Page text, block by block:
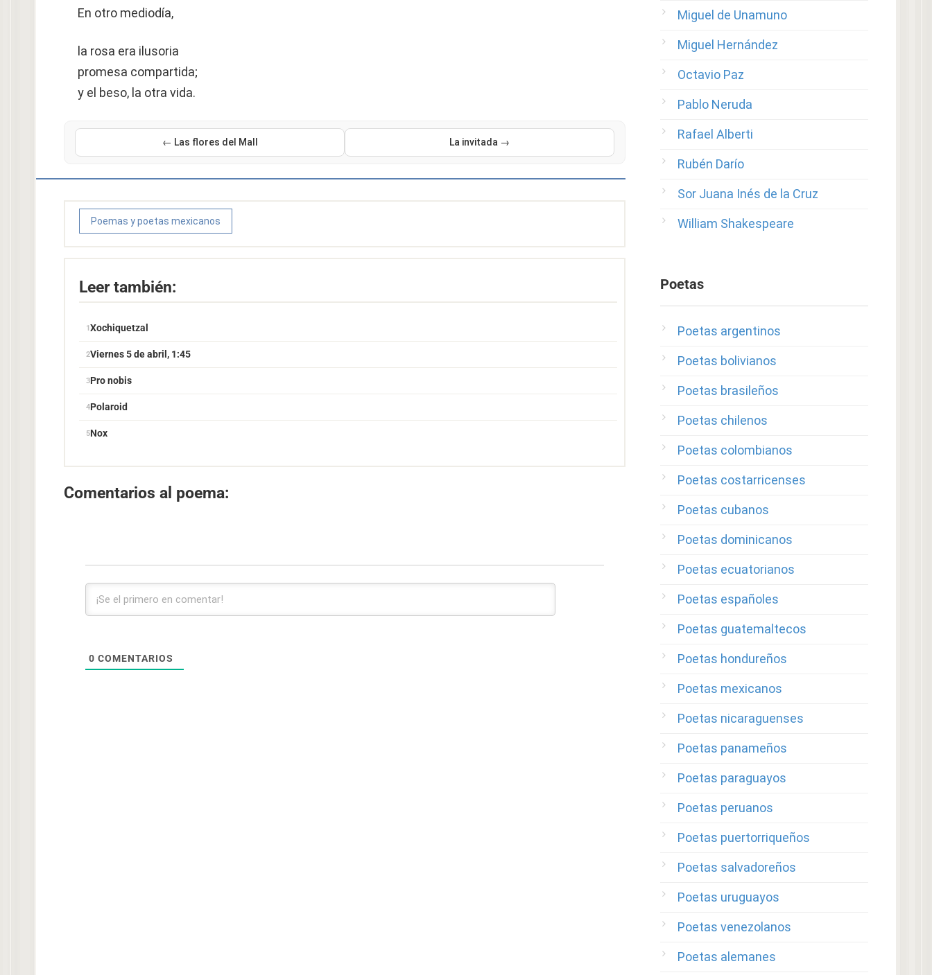
En otro mediodía,
la rosa era ilusoria
promesa compartida;
y el beso, la otra vida.
← Las flores del Mall La invitada →
Poemas y poetas mexicanos
Leer también:
Xochiquetzal
Viernes 5 de abril, 1:45
Pro nobis
Polaroid
Nox
Comentarios al poema:
0 COMENTARIOS
Miguel de Unamuno
Miguel Hernández
Octavio Paz
Pablo Neruda
Rafael Alberti
Rubén Darío
Sor Juana Inés de la Cruz
William Shakespeare
Poetas
Poetas argentinos
Poetas bolivianos
Poetas brasileños
Poetas chilenos
Poetas colombianos
Poetas costarricenses
Poetas cubanos
Poetas dominicanos
Poetas ecuatorianos
Poetas españoles
Poetas guatemaltecos
Poetas hondureños
Poetas mexicanos
Poetas nicaraguenses
Poetas panameños
Poetas paraguayos
Poetas peruanos
Poetas puertorriqueños
Poetas salvadoreños
Poetas uruguayos
Poetas venezolanos
Poetas alemanes